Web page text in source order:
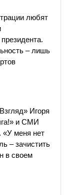
любят
– лишь
Игоря
и СМИ
«У меня нет
– зачистить
в своем